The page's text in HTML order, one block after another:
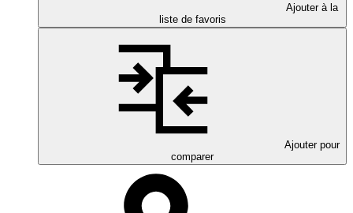
Ajouter à la
liste de favoris
Ajouter pour
comparer